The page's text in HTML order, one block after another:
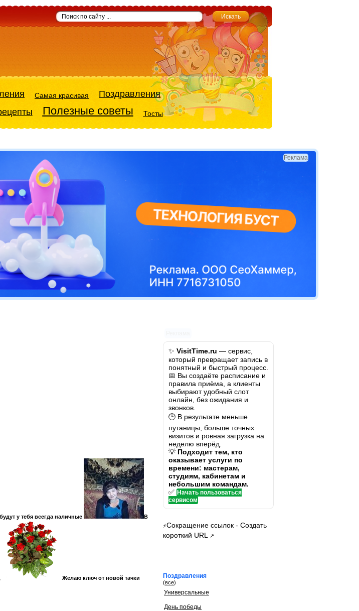
Самая красивая Поздравления
Полезные советы Тосты
Реклама
у тебя всегда наличные В
Желаю ключ от новой тачки
✨ VisitTime.ru — сервис,
который превращает запись в
понятный и быстрый процесс.
📅 Вы создаёте расписание и
правила приёма, а клиенты
выбирают удобный слот
онлайн, без ожидания и
звонков.
🕒 В результате меньше
путаницы, больше точных
визитов и ровная загрузка на
неделю вперёд.
💡 Подходит тем, кто
оказывает услуги по
времени: мастерам,
студиям, кабинетам и
небольшим командам.
✅ Начать пользоваться
сервисом
⚡Сокращение ссылок - Создать
короткий URL
↗
Поздравления
(все)
Универсальные
День победы